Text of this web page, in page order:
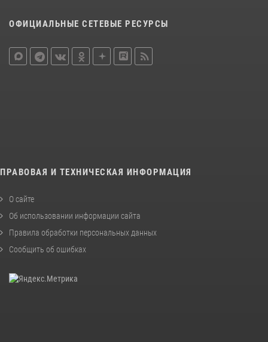
ОФИЦИАЛЬНЫЕ СЕТЕВЫЕ РЕСУРСЫ
ПРАВОВАЯ И ТЕХНИЧЕСКАЯ ИНФОРМАЦИЯ
О сайте
Об использовании информации сайта
Правила обработки персональных данных
Сообщить об ошибках